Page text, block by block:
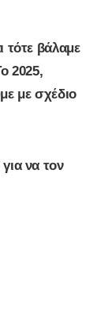
τότε βάλαμε
2025,
με σχέδιο
να τον